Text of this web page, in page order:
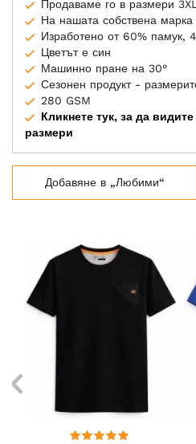
Продаваме го в размери
На нашата собствена марка
Изработено от 60% памук,
Цветът е син
Машинно пране на 30°
Сезонен продукт -
280 GSM
Кликнете тук, за да
размери
Добавяне в „Любими“